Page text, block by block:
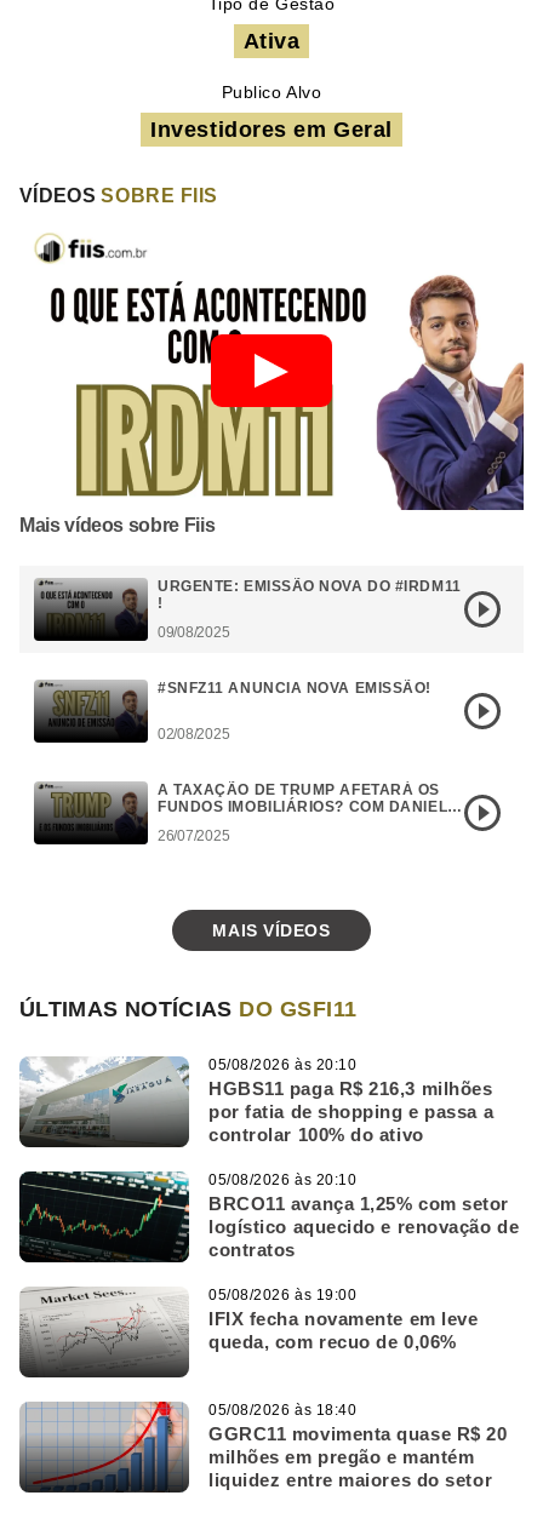
Ativa
Publico Alvo
Investidores em Geral
VÍDEOSSOBRE FIIS
Mais vídeos sobre Fiis
URGENTE: EMISSÃO NOVA DO #IRDM11
!
09/08/2025
#SNFZ11 ANUNCIA NOVA EMISSÃO!
02/08/2025
A TAXAÇÃO DE TRUMP AFETARÁ OS
FUNDOS IMOBILIÁRIOS? COM DANIEL
26/07/2025
MAIS VÍDEOS
ÚLTIMAS NOTÍCIAS DO GSFI11
HGBS11 paga R$ 216,3 milhões
por fatia de shopping e passa a
controlar 100% do ativo
05/08/2026 às 20:10
BRCO11 avança 1,25% com setor
logístico aquecido e renovação de
contratos
05/08/2026 às 20:10
IFIX fecha novamente em leve
queda, com recuo de 0,06%
05/08/2026 às 19:00
GGRC11 movimenta quase R$ 20
milhões em pregão e mantém
liquidez entre maiores do setor
05/08/2026 às 18:40